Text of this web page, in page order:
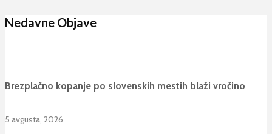
Nedavne Objave
Brezplačno kopanje po slovenskih mestih blaži vročino
5 avgusta, 2026